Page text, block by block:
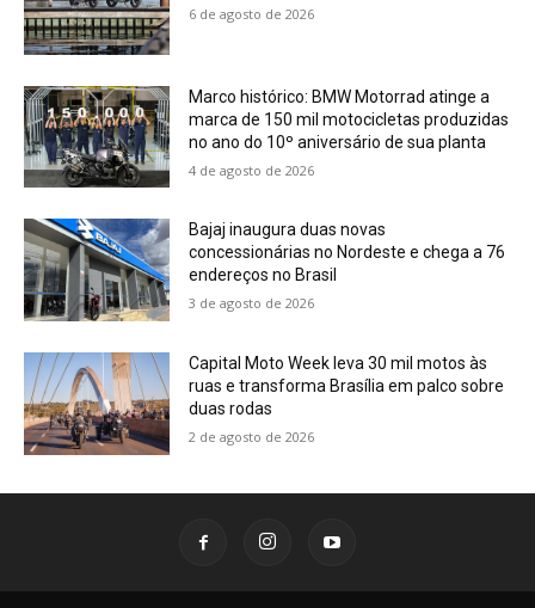
6 de agosto de 2026
Marco histórico: BMW Motorrad atinge a
marca de 150 mil motocicletas produzidas
no ano do 10º aniversário de sua planta
4 de agosto de 2026
Bajaj inaugura duas novas
concessionárias no Nordeste e chega a 76
endereços no Brasil
3 de agosto de 2026
Capital Moto Week leva 30 mil motos às
ruas e transforma Brasília em palco sobre
duas rodas
2 de agosto de 2026